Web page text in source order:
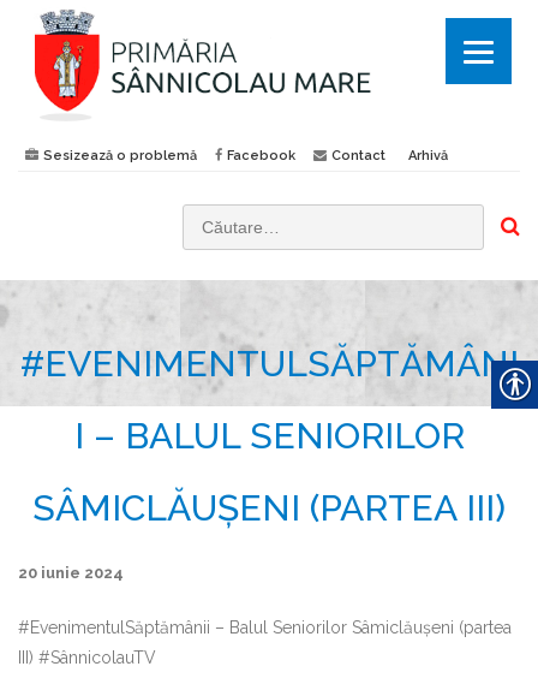
Sesizează o problemă Facebook Contact Arhivă
ă
#EVENIMENTULSĂPTĂMÂNI
I – BALUL SENIORILOR
SÂMICLĂUȘENI (PARTEA III)
20 iunie 2024
#EvenimentulSăptămânii – Balul Seniorilor Sâmiclăușeni (partea
III) #SânnicolauTV